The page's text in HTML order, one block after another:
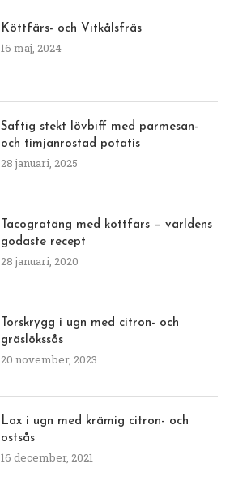
Köttfärs- och Vitkålsfräs
16 maj, 2024
Saftig stekt lövbiff med parmesan-
och timjanrostad potatis
28 januari, 2025
Tacogratäng med köttfärs – världens
godaste recept
28 januari, 2020
Torskrygg i ugn med citron- och
gräslökssås
20 november, 2023
Lax i ugn med krämig citron- och
ostsås
16 december, 2021